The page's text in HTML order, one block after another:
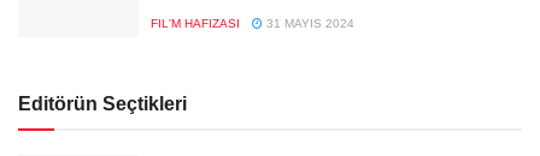
FIL'M HAFIZASI 31 MAYIS 2024
Editörün Seçtikleri